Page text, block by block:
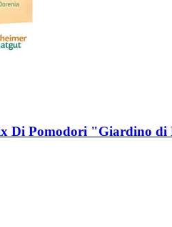
Di Pomodori "Giardino di